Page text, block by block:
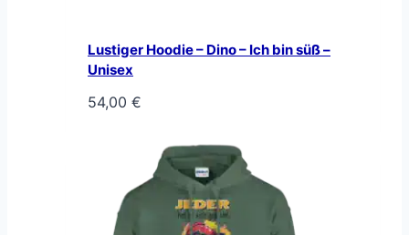
Lustiger Hoodie – Dino – Ich bin süß –
Unisex
54,00 €